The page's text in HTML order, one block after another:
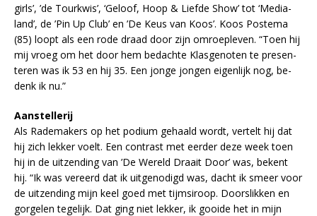
girls’, ’de Tour­kwis’, ‘Ge­loof, Hoop & Lief­de Show’ tot ‘Me­dia­
land’, de ’Pin Up Club’ en ’De Keus van Koos’. Koos Poste­ma
(85) loopt als een rode draad door zijn om­roep­le­ven. “Toen hij
mij vroeg om het door hem be­dach­te Klas­ge­no­ten te pre­sen­
te­ren was ik 53 en hij 35. Een jon­ge jon­gen ei­gen­lijk nog, be­
denk ik nu.”
Aan­stel­le­rij
Als Ra­de­ma­kers op het po­di­um ge­haald wordt, ver­telt hij dat
hij zich lek­ker voelt. Een con­trast met eer­der deze week toen
hij in de uit­zen­ding van ’De We­reld Draait Door’ was, be­kent
hij. “Ik was ver­eerd dat ik uit­ge­no­digd was, dacht ik smeer voor
de uit­zen­ding mijn keel goed met tijm­si­roop. Door­slik­ken en
gor­ge­len te­ge­lijk. Dat ging niet lek­ker, ik gooi­de het in mijn